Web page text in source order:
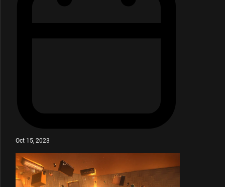
Oct 15, 2023